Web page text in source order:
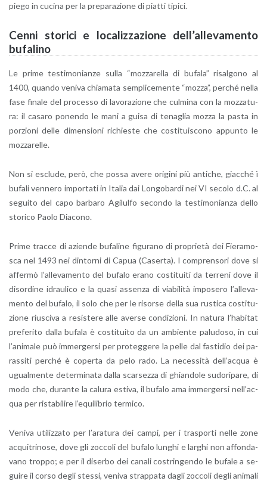
pie­go in cu­ci­na per la pre­pa­ra­zio­ne di piat­ti ti­pi­ci.
Cenni sto­ri­ci e lo­ca­liz­za­zio­ne del­l’al­le­va­men­to
bu­fa­li­no
Le prime te­sti­mo­nian­ze sulla “moz­za­rel­la di bu­fa­la” ri­sal­go­no al
1400, quan­do ve­ni­va chia­ma­ta sem­pli­ce­men­te “mozza”, per­ché nella
fase fi­na­le del pro­ces­so di la­vo­ra­zio­ne che cul­mi­na con la moz­za­tu­
ra: il ca­sa­ro po­nen­do le mani a guisa di te­na­glia mozza la pasta in
por­zio­ni delle di­men­sio­ni ri­chie­ste che co­sti­tui­sco­no ap­pun­to le
moz­za­rel­le.
Non si esclu­de, però, che possa avere ori­gi­ni più an­ti­che, giac­ché ì
bu­fa­li ven­ne­ro im­por­ta­ti in Ita­lia dai Lon­go­bar­di nei VI se­co­lo d.C. al
se­gui­to del capo bar­ba­ro Agi­lul­fo se­con­do la te­sti­mo­nian­za dello
sto­ri­co Paolo Dia­co­no.
Prime trac­ce di azien­de bu­fa­li­ne fi­gu­ra­no di pro­prie­tà dei Fie­ra­mo­
sca nel 1493 nei din­tor­ni di Capua (Ca­ser­ta). I com­pren­so­ri dove si
af­fer­mò l’al­le­va­men­to del bu­fa­lo erano co­sti­tui­ti da ter­re­ni dove il
di­sor­di­ne idrau­li­co e la quasi as­sen­za di via­bi­li­tà im­po­se­ro l’al­le­va­
men­to del bu­fa­lo, il solo che per le ri­sor­se della sua ru­sti­ca co­sti­tu­
zio­ne riu­sci­va a re­si­ste­re alle aver­se con­di­zio­ni. In na­tu­ra l’ha­bi­tat
pre­fe­ri­to dalla bu­fa­la è co­sti­tui­to da un am­bien­te pa­lu­do­so, in cui
l’a­ni­ma­le può im­mer­ger­si per pro­teg­ge­re la pelle dal fa­sti­dio dei pa­
ras­si­ti per­ché è co­per­ta da pelo rado. La ne­ces­si­tà del­l’ac­qua è
ugual­men­te de­ter­mi­na­ta dalla scar­sez­za di ghian­do­le su­do­ri­pa­re, di
modo che, du­ran­te la ca­lu­ra esti­va, il bu­fa­lo ama im­mer­ger­si nel­l’ac­
qua per ri­sta­bi­li­re l’e­qui­li­brio ter­mi­co.
Ve­ni­va uti­liz­za­to per l’a­ra­tu­ra dei campi, per i tra­spor­ti nelle zone
ac­qui­tri­no­se, dove gli zoc­co­li del bu­fa­lo lun­ghi e lar­ghi non af­fon­da­
va­no trop­po; e per il di­ser­bo dei ca­na­li co­strin­gen­do le bu­fa­le a se­
gui­re il corso degli stes­si, ve­ni­va strap­pa­ta dagli zoc­co­li degli ani­ma­li